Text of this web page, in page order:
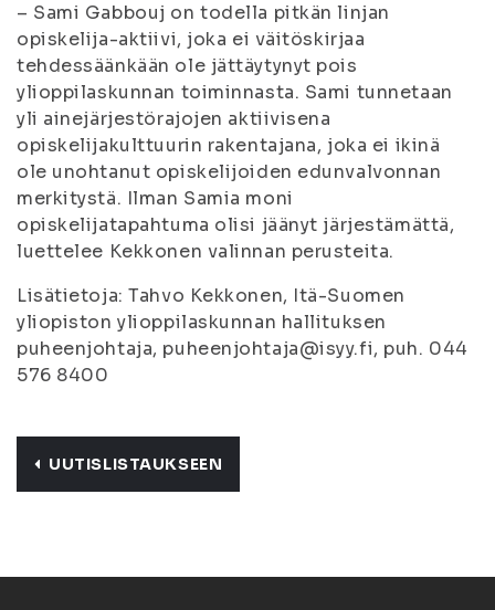
– Sami Gabbouj on todella pitkän linjan
opiskelija-aktiivi, joka ei väitöskirjaa
tehdessäänkään ole jättäytynyt pois
ylioppilaskunnan toiminnasta. Sami tunnetaan
yli ainejärjestörajojen aktiivisena
opiskelijakulttuurin rakentajana, joka ei ikinä
ole unohtanut opiskelijoiden edunvalvonnan
merkitystä. Ilman Samia moni
opiskelijatapahtuma olisi jäänyt järjestämättä,
luettelee Kekkonen valinnan perusteita.
Lisätietoja: Tahvo Kekkonen, Itä-Suomen
yliopiston ylioppilaskunnan hallituksen
puheenjohtaja, puheenjohtaja@isyy.fi, puh. 044
576 8400
UUTISLISTAUKSEEN